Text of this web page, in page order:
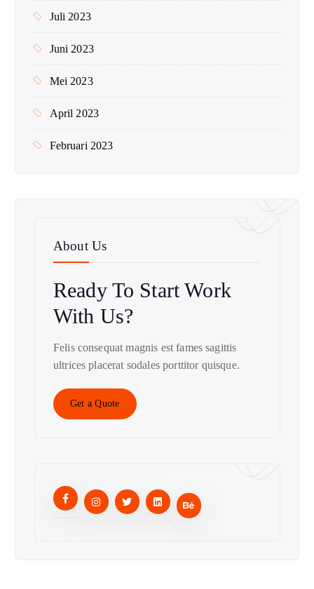
Juli 2023
Juni 2023
Mei 2023
April 2023
Februari 2023
About Us
Ready To StartWork
With Us?
Felis consequat magnis est fames sagittis
ultrices placerat sodales porttitor quisque.
Get a Quote